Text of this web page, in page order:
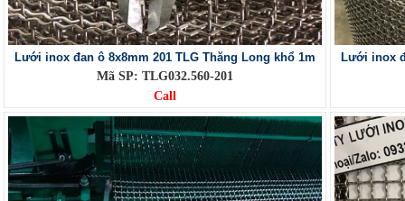
Lưới inox đan ô 8x8mm 201 TLG Thăng Long khổ 1m
Mã SP: TLG032.560-201
Call
Lưới inox